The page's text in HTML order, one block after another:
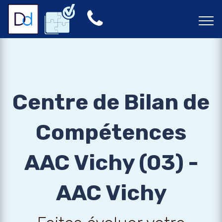
Centre de Bilan de
Compétences
AAC Vichy (03) -
AAC Vichy